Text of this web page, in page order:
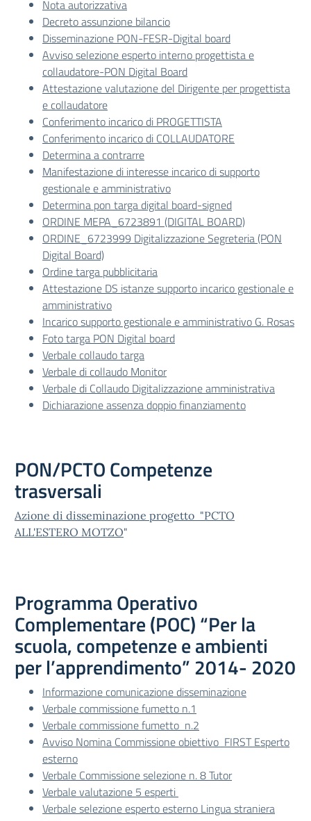
Nota autorizzativa
Decreto assunzione bilancio
Disseminazione PON-FESR-Digital board
Avviso selezione esperto interno progettista e
collaudatore-PON Digital Board
Attestazione valutazione del Dirigente per progettista
e collaudatore
Conferimento incarico di PROGETTISTA
Conferimento incarico di COLLAUDATORE
Determina a contrarre
Manifestazione di interesse incarico di supporto
gestionale e amministrativo
Determina pon targa digital board-signed
ORDINE MEPA_6723891 (DIGITAL BOARD)
ORDINE_6723999 Digitalizzazione Segreteria (PON
Digital Board)
Ordine targa pubblicitaria
Attestazione DS istanze supporto incarico gestionale e
amministrativo
Incarico supporto gestionale e amministrativo G. Rosas
Foto targa PON Digital board
Verbale collaudo targa
Verbale di collaudo Monitor
Verbale di Collaudo Digitalizzazione amministrativa
Dichiarazione assenza doppio finanziamento
PON/PCTO Competenze
trasversali
Azione di disseminazione progetto "PCTO
ALL'ESTERO MOTZO"
Programma Operativo
Complementare (POC) “Per la
scuola, competenze e ambienti
per l’apprendimento” 2014- 2020
Informazione comunicazione disseminazione
Verbale commissione fumetto n.1
Verbale commissione fumetto n.2
Avviso Nomina Commissione obiettivo FIRST Esperto
esterno
Verbale Commissione selezione n. 8 Tutor
Verbale valutazione 5 esperti
Verbale selezione esperto esterno Lingua straniera